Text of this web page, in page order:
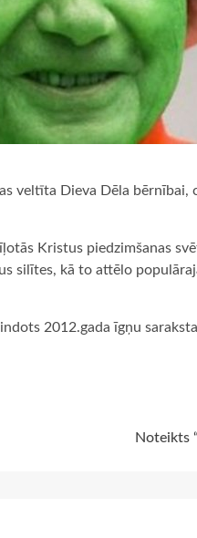
veltīta Dieva Dēla
Kristus piedzimšanas
silītes, kā to attēlo
2012.gada īgņu
Noteikts